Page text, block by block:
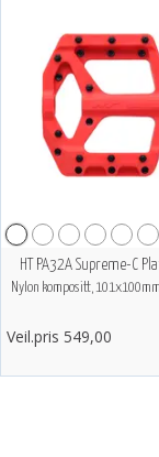
HT PA32A Supreme-C
Nylon kompositt,
Veil.pris 549,00